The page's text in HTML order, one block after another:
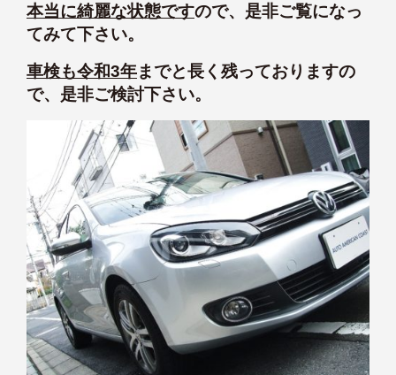
本当に綺麗な状態ですので、是非ご覧になっ
てみて下さい。
車検も令和3年までと長く残っておりますの
で、是非ご検討下さい。